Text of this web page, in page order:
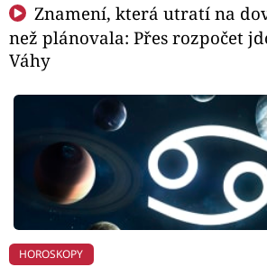
Znamení, která utratí na
než plánovala: Přes rozpočet
Váhy
HOROSKOPY